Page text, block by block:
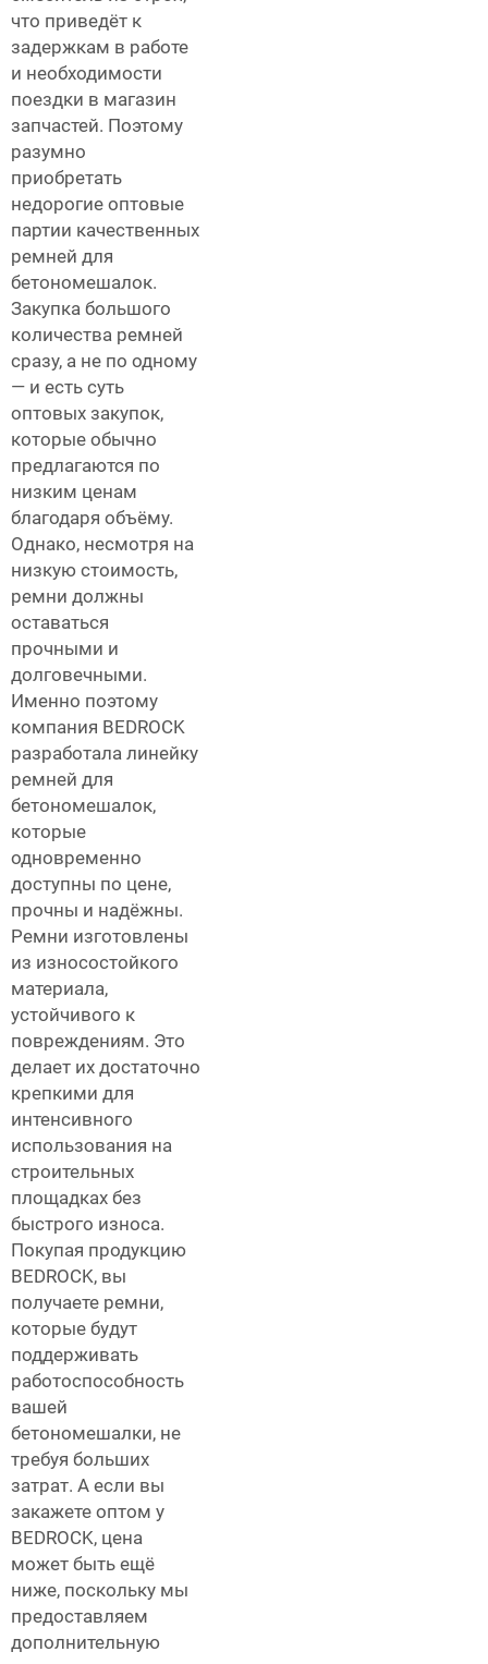
что приведёт к
задержкам в работе
и необходимости
поездки в магазин
запчастей. Поэтому
разумно
приобретать
недорогие оптовые
партии качественных
ремней для
бетономешалок.
Закупка большого
количества ремней
сразу, а не по одному
— и есть суть
оптовых закупок,
которые обычно
предлагаются по
низким ценам
благодаря объёму.
Однако, несмотря на
низкую стоимость,
ремни должны
оставаться
прочными и
долговечными.
Именно поэтому
компания BEDROCK
разработала линейку
ремней для
бетономешалок,
которые
одновременно
доступны по цене,
прочны и надёжны.
Ремни изготовлены
из износостойкого
материала,
устойчивого к
повреждениям. Это
делает их достаточно
крепкими для
интенсивного
использования на
строительных
площадках без
быстрого износа.
Покупая продукцию
BEDROCK, вы
получаете ремни,
которые будут
поддерживать
работоспособность
вашей
бетономешалки, не
требуя больших
затрат. А если вы
закажете оптом у
BEDROCK, цена
может быть ещё
ниже, поскольку мы
предоставляем
дополнительную